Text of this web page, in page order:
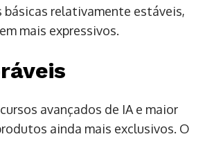
básicas relativamente estáveis,
mais expressivos.
avançados de IA e maior
ainda mais exclusivos. O